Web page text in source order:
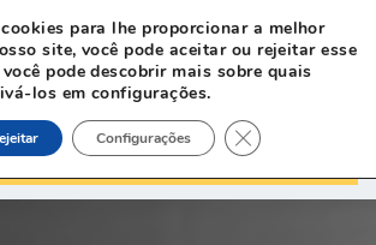
SENHOR É O MEU PASTOR
para lhe proporcionar a melhor
site, você pode aceitar ou rejeitar esse
pode descobrir mais sobre quais
los em configurações.
Configurações Close GDPR